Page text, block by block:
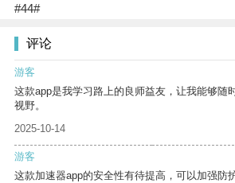
#44#
评论
游客
这款app是我学习路上的良师益友，让我能够随
视野。
2025-10-14
游客
这款加速器app的安全性有待提高，可以加强防